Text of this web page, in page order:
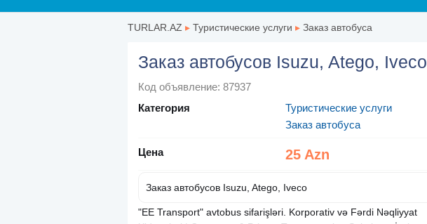
TURLAR.AZ ▸ Туристические услуги ▸ Заказ автобуса
Заказ автобусов Isuzu, Atego, Iveco
Код объявление: 87937
Категория
Туристические услуги
Заказ автобуса
Цена 25 Azn
Заказ автобусов Isuzu, Atego, Iveco
"EE Transport" avtobus sifarişləri. Korporativ və Fərdi Nəqliyyat